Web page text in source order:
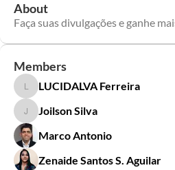
About
Faça suas divulgações e ganhe
Members
LUCIDALVA Ferreira
LUCIDALVA Ferreira
Joilson Silva
Joilson Silva
Marco Antonio
Zenaide Santos S. Aguilar